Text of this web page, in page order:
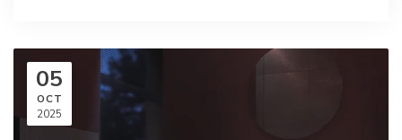
05
OCT
2025